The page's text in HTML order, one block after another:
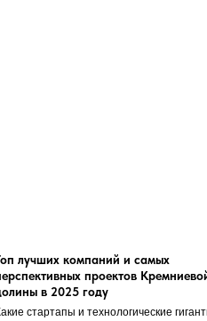
лучших компаний и самых
проектов
в 2025 году
стартапы и технологические